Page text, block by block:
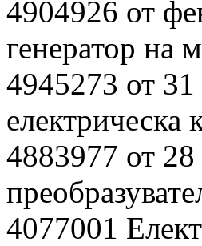
4904926 от
генератор на
4945273 от
4883977 от
4077001